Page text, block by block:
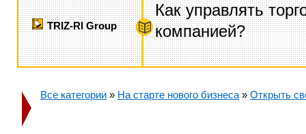
TRIZ-RI Group
Как управлять
компанией?
Все категории » На старте нового бизнеса » Открыть